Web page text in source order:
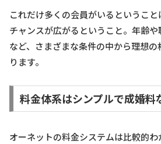
これだけ多くの会員がいるというこ
チャンスが広がるということ。年齢
など、さまざまな条件の中から理想
ります。
料金体系はシンプルで成婚料
オーネットの料金システムは比較的